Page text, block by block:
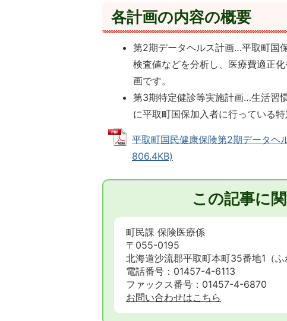
各計画の内容の概要
第2期データヘルス計画…平取町国
検査値などを分析し、医療費適正
画です。
第3期特定健診等実施計画…生活習
に平取町国保加入者に行っている
平取町国民健康保険第2期データヘ
806.4KB)
この記事に
町民課 保険医療係
〒055-0195
北海道沙流郡平取町本町35番地1（ふ
電話番号：01457-4-6113
ファックス番号：01457-4-6870
お問い合わせはこちら